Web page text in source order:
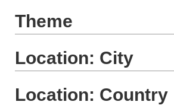
Theme
Location: City
Location: Country